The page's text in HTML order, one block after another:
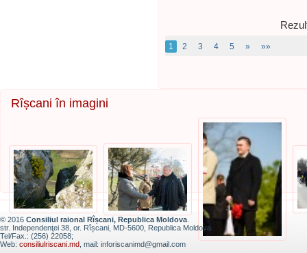
1 2 3 4 5 » »»
Rîșcani în imagini
© 2016 Consiliul raional Rîșcani, Republica Moldova
str. Independenţei 38, or. Rîșcani, MD-5600, Republica Moldova
Tel/Fax.: (256) 22058;
Web: consiliulriscani.md , mail: inforiscanimd@gmail.com